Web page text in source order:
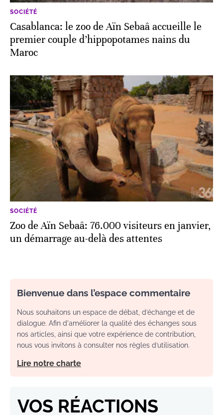
SOCIÉTÉ
Casablanca: le zoo de Aïn Sebaâ accueille le
premier couple d’hippopotames nains du
Maroc
SOCIÉTÉ
Zoo de Aïn Sebaâ: 76.000 visiteurs en janvier,
un démarrage au-delà des attentes
Bienvenue dans l’espace commentaire
Nous souhaitons un espace de débat, d’échange et de
dialogue. Afin d'améliorer la qualité des échanges sous
nos articles, ainsi que votre expérience de contribution,
nous vous invitons à consulter nos règles d’utilisation.
Lire notre charte
VOS RÉACTIONS